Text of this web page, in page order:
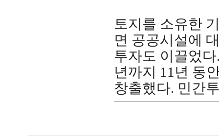
토지를 소유한
면 공공시설에
투자도 이끌었
년까지 11년 동
창출했다. 민간